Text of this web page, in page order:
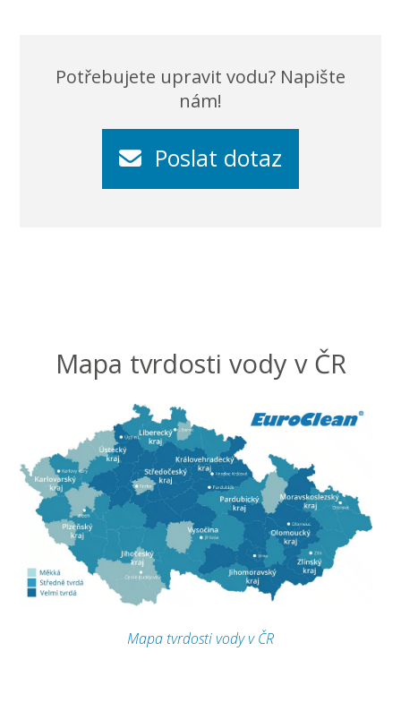
Potřebujete upravit vodu? Napište
nám!
Poslat dotaz
Mapa tvrdosti vody v ČR
Mapa tvrdosti vody v ČR